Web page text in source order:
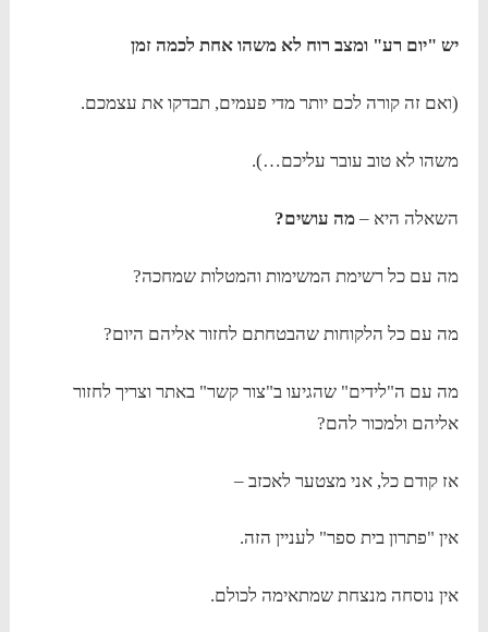
יש "יום רע" ומצב רוח לא משהו אחת לכמה זמן
(ואם זה קורה לכם יותר מדי פעמים, תבדקו את עצמכם.
משהו לא טוב עובר עליכם…).
השאלה היא – מה עושים?
מה עם כל רשימת המשימות והמטלות שמחכה?
מה עם כל הלקוחות שהבטחתם לחזור אליהם היום?
מה עם ה"לידים" שהגיעו ב"צור קשר" באתר וצריך לחזור
אליהם ולמכור להם?
אז קודם כל, אני מצטער לאכזב –
אין "פתרון בית ספר" לעניין הזה.
אין נוסחה מנצחת שמתאימה לכולם.